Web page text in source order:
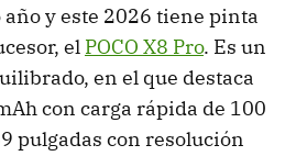
y este 2026 tiene pinta
el POCO X8 Pro. Es un
en el que destaca
con carga rápida de 100
pulgadas con resolución